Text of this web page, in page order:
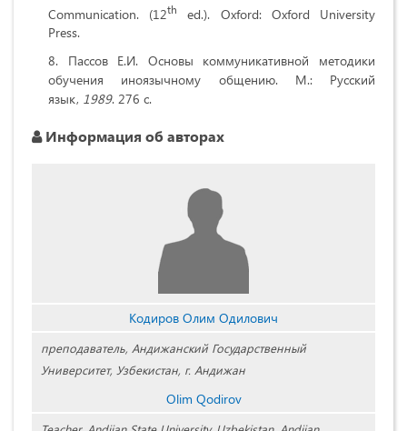
Communication. (12th
ed.). Oxford: Oxford University
Press.
Пассов Е.И. Основы коммуникативной методики
обучения иноязычному общению. М.: Русский
язык, 1989. 276 с.
Информация об авторах
Кодиров Олим Одилович
преподаватель, Андижанский Государственный
Университет, Узбекистан, г. Андижан
Olim Qodirov